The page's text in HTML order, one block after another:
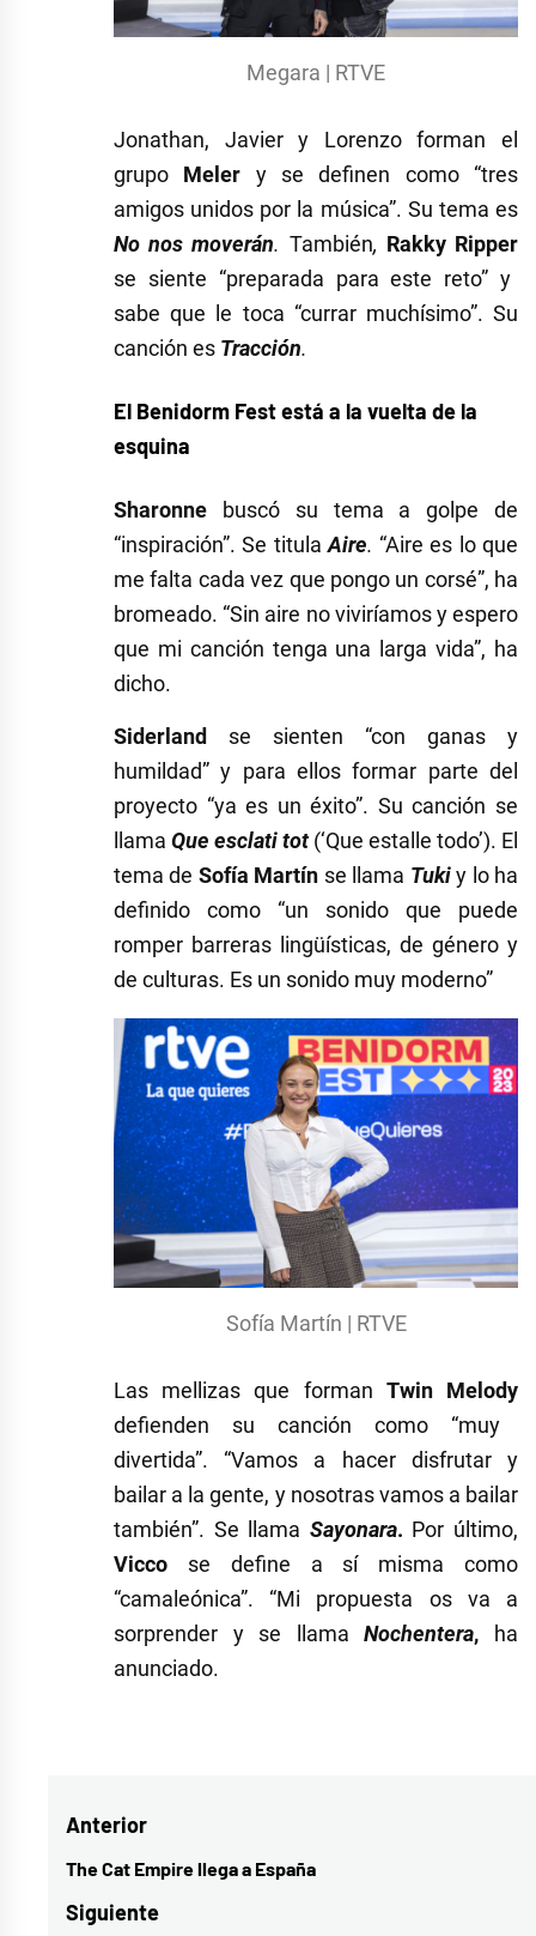
Megara | RTVE
Jonathan, Javier y Lorenzo forman el
grupo Meler y se definen como “tres
amigos unidos por la música”. Su tema es
No nos moverán. También, Rakky Ripper
se siente “preparada para este reto” y
sabe que le toca “currar muchísimo”. Su
canción es Tracción.
El Benidorm Fest está a la vuelta de la
esquina
Sharonne buscó su tema a golpe de
“inspiración”. Se titulaAire. “Aire es lo que
me falta cada vez que pongo un corsé”, ha
bromeado. “Sin aire no viviríamos y espero
que mi canción tenga una larga vida”, ha
dicho.
Siderland se sienten “con ganas y
humildad” y para ellos formar parte del
proyecto “ya es un éxito”. Su canción se
llama Que esclati tot (‘Que estalle todo’). El
tema de Sofía Martín se llama Tukiy lo ha
definido como “un sonido que puede
romper barreras lingüísticas, de género y
de culturas. Es un sonido muy moderno”
Sofía Martín | RTVE
Las mellizas que forman Twin Melody
defienden su canción como “muy
divertida”. “Vamos a hacer disfrutar y
bailar a la gente, y nosotras vamos a bailar
también”. Se llama Sayonara. Por último,
Vicco se define a sí misma como
“camaleónica”. “Mi propuesta os va a
sorprender y se llamaNochentera, ha
anunciado.
Navegación
de
entradas
Anterior
Entrada
anterior:
The Cat Empire llega a España
Siguiente